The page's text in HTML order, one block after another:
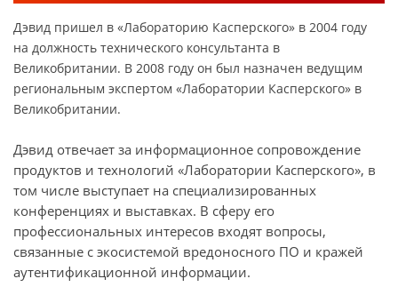
Дэвид пришел в «Лабораторию Касперского» в 2004 году
на должность технического консультанта в
Великобритании. В 2008 году он был назначен ведущим
региональным экспертом «Лаборатории Касперского» в
Великобритании.
Дэвид отвечает за информационное сопровождение
продуктов и технологий «Лаборатории Касперского», в
том числе выступает на специализированных
конференциях и выставках. В сферу его
профессиональных интересов входят вопросы,
связанные с экосистемой вредоносного ПО и кражей
аутентификационной информации.